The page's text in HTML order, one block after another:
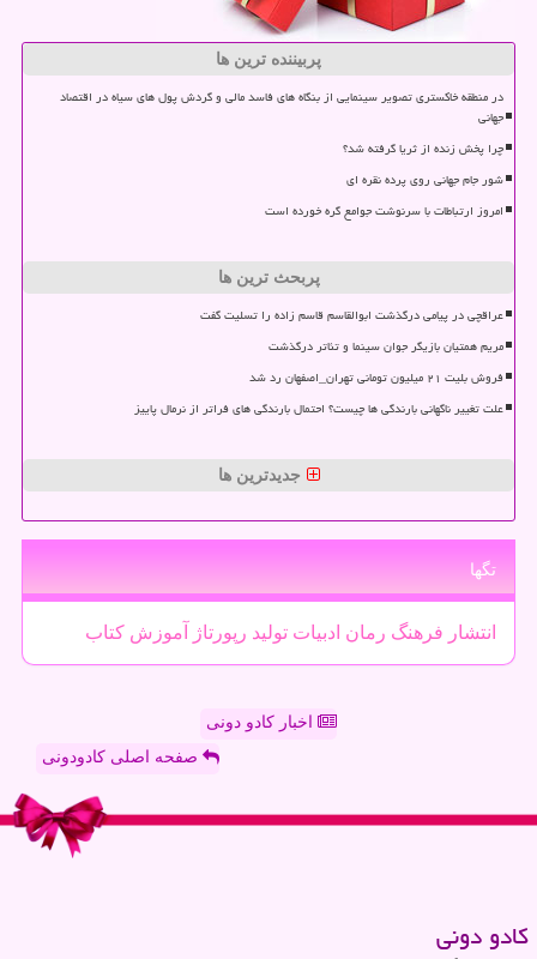
پربیننده ترین ها
در منطقه خاکستری تصویر سینمایی از بنگاه های فاسد مالی و گردش پول های سیاه در اقتصاد
جهانی
چرا پخش زنده از ثریا گرفته شد؟
شور جام جهانی روی پرده نقره ای
امروز ارتباطات با سرنوشت جوامع گره خورده است
پربحث ترین ها
عراقچی در پیامی درگذشت ابوالقاسم قاسم زاده را تسلیت گفت
مریم همتیان بازیگر جوان سینما و تئاتر درگذشت
فروش بلیت ۲۱ میلیون تومانی تهران_اصفهان رد شد
علت تغییر ناگهانی بارندگی ها چیست؟ احتمال بارندگی های فراتر از نرمال پاییز
جدیدترین ها
تگها
انتشار فرهنگ رمان ادبیات تولید رپورتاژ آموزش كتاب
اخبار کادو دونی
صفحه اصلی کادودونی
كادو دونی